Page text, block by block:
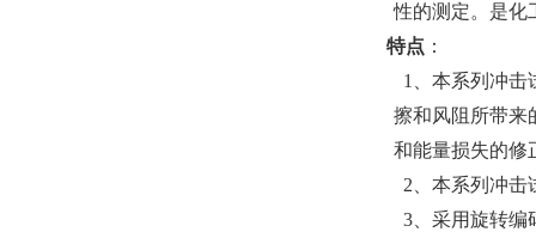
性的测定。是化
特点 ：
1、本系列冲击
擦和风阻所带来
和能量损失的修
2、本系列冲击
3、采用旋转编